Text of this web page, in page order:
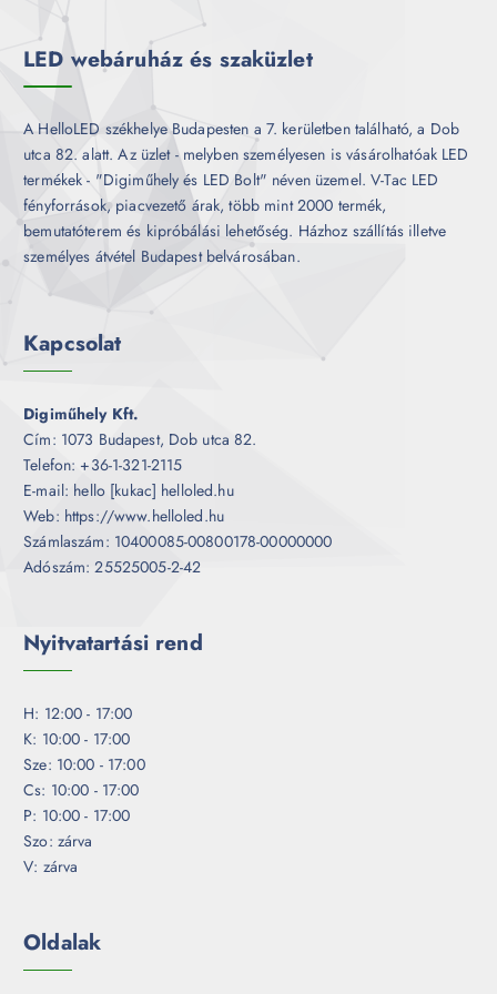
LED webáruház és szaküzlet
A HelloLED székhelye Budapesten a 7. kerületben található, a Dob
utca 82. alatt. Az üzlet - melyben személyesen is vásárolhatóak LED
termékek - "Digiműhely és LED Bolt" néven üzemel. V-Tac LED
fényforrások, piacvezető árak, több mint 2000 termék,
bemutatóterem és kipróbálási lehetőség. Házhoz szállítás illetve
személyes átvétel Budapest belvárosában.
Kapcsolat
Digiműhely Kft.
Cím: 1073 Budapest, Dob utca 82.
Telefon: +36-1-321-2115
E-mail: hello [kukac] helloled.hu
Web: https://www.helloled.hu
Számlaszám: 10400085-00800178-00000000
Adószám: 25525005-2-42
Nyitvatartási rend
H: 12:00 - 17:00
K: 10:00 - 17:00
Sze: 10:00 - 17:00
Cs: 10:00 - 17:00
P: 10:00 - 17:00
Szo: zárva
V: zárva
Oldalak